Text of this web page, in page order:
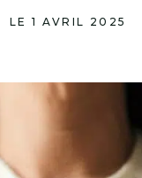
LE 1 AVRIL 2025